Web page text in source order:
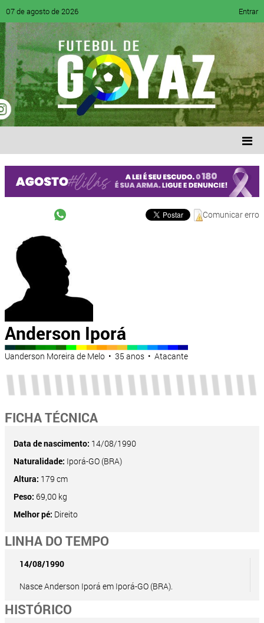
07 de agosto de 2026 Entrar
Comunicar erro
Anderson Iporá
Uanderson Moreira de Melo • 35 anos • Atacante
FICHA TÉCNICA
Data de nascimento: 14/08/1990
Naturalidade: Iporá-GO (BRA)
Altura: 179 cm
Peso: 69,00 kg
Melhor pé: Direito
LINHA DO TEMPO
14/08/1990
Nasce Anderson Iporá em Iporá-GO (BRA).
HISTÓRICO